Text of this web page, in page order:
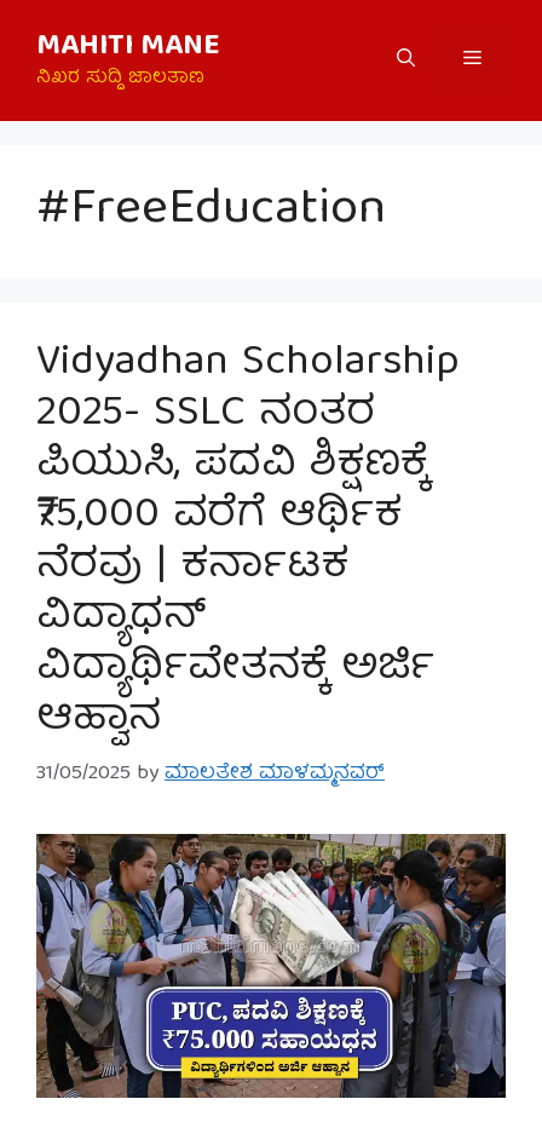
content
MAHITI MANE
ನಿಖರ ಸುದ್ದಿ ಜಾಲತಾಣ
Menu
#FreeEducation
Vidyadhan Scholarship
2025- SSLC ನಂತರ
ಪಿಯುಸಿ, ಪದವಿ ಶಿಕ್ಷಣಕ್ಕೆ
₹75,000 ವರೆಗೆ ಆರ್ಥಿಕ
ನೆರವು | ಕರ್ನಾಟಕ
ವಿದ್ಯಾಧನ್
ವಿದ್ಯಾರ್ಥಿವೇತನಕ್ಕೆ ಅರ್ಜಿ
ಆಹ್ವಾನ
31/05/2025 byಮಾಲತೇಶ ಮಾಳಮ್ಮನವರ್